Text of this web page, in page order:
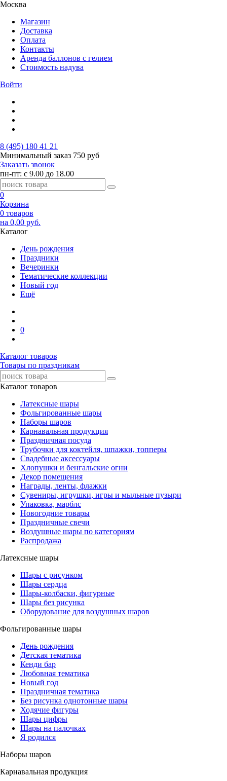
Москва
Магазин
Доставка
Оплата
Контакты
Аренда баллонов с гелием
Стоимость надува
Войти
8 (495) 180 41 21
Минимальный заказ 750 руб
Заказать звонок
пн-пт: с 9.00 до 18.00
0
Корзина
0 товаров
на 0,00 руб.
Каталог
День рождения
Праздники
Вечеринки
Тематические коллекции
Новый год
Ещё
0
Каталог товаров
Товары по праздникам
Каталог товаров
Латексные шары
Фольгированные шары
Наборы шаров
Карнавальная продукция
Праздничная посуда
Трубочки для коктейля, шпажки, топперы
Свадебные аксессуары
Хлопушки и бенгальские огни
Декор помещения
Награды, ленты, флажки
Сувениры, игрушки, игры и мыльные пузыри
Упаковка, марблс
Новогодние товары
Праздничные свечи
Воздушные шары по категориям
Распродажа
Латексные шары
Шары с рисунком
Шары сердца
Шары-колбаски, фигурные
Шары без рисунка
Оборудование для воздушных шаров
Фольгированные шары
День рождения
Детская тематика
Кенди бар
Любовная тематика
Новый год
Праздничная тематика
Без рисунка однотонные шары
Ходячие фигуры
Шары цифры
Шары на палочках
Я родился
Наборы шаров
Карнавальная продукция